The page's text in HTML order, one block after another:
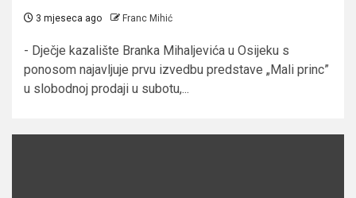
3 mjeseca ago Franc Mihić
- Dječje kazalište Branka Mihaljevića u Osijeku s
ponosom najavljuje prvu izvedbu predstave „Mali princ”
u slobodnoj prodaji u subotu,...